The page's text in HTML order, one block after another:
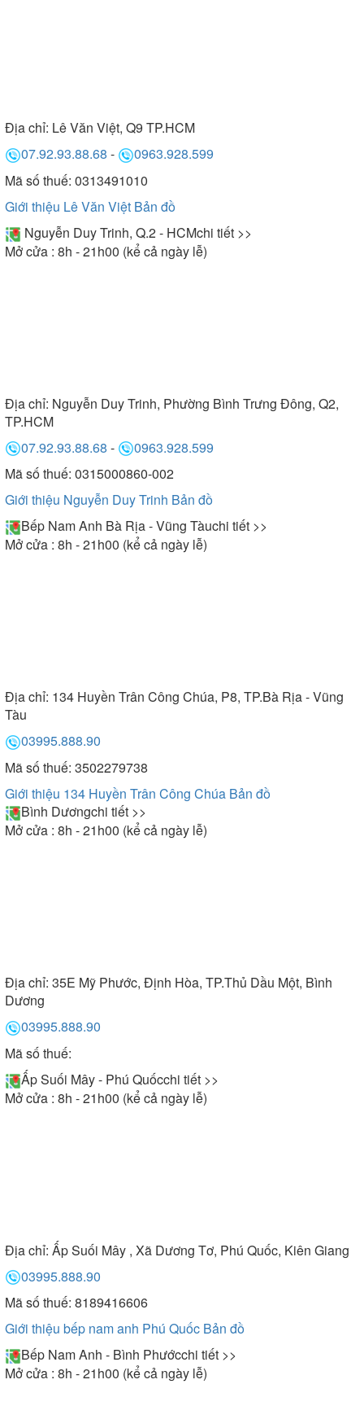
Địa chỉ: Lê Văn Việt, Q9 TP.HCM
07.92.93.88.68 -
0963.928.599
Mã số thuế: 0313491010
Giới thiệu Lê Văn Việt Bản đồ
Nguyễn Duy Trinh, Q.2 - HCMchi tiết >>
Mở cửa : 8h - 21h00 (kể cả ngày lễ)
Địa chỉ: Nguyễn Duy Trinh, Phường Bình Trưng Đông, Q2,
TP.HCM
07.92.93.88.68 -
0963.928.599
Mã số thuế: 0315000860-002
Giới thiệu Nguyễn Duy Trinh Bản đồ
Bếp Nam Anh Bà Rịa - Vũng Tàuchi tiết >>
Mở cửa : 8h - 21h00 (kể cả ngày lễ)
Địa chỉ: 134 Huyền Trân Công Chúa, P8, TP.Bà Rịa - Vũng
Tàu
03995.888.90
Mã số thuế: 3502279738
Giới thiệu 134 Huyền Trân Công Chúa Bản đồ
Bình Dươngchi tiết >>
Mở cửa : 8h - 21h00 (kể cả ngày lễ)
Địa chỉ: 35E Mỹ Phước, Định Hòa, TP.Thủ Dầu Một, Bình
Dương
03995.888.90
Mã số thuế:
Ấp Suối Mây - Phú Quốcchi tiết >>
Mở cửa : 8h - 21h00 (kể cả ngày lễ)
Địa chỉ: Ấp Suối Mây , Xã Dương Tơ, Phú Quốc, Kiên Giang
03995.888.90
Mã số thuế: 8189416606
Giới thiệu bếp nam anh Phú Quốc Bản đồ
Bếp Nam Anh - Bình Phướcchi tiết >>
Mở cửa : 8h - 21h00 (kể cả ngày lễ)